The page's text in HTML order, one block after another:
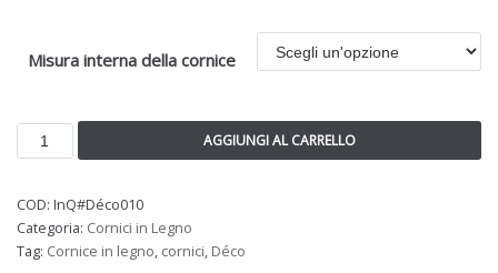
Misura interna della cornice
AGGIUNGI AL CARRELLO
COD: InQ#Déco010
Categoria: Cornici in Legno
Tag: Cornice in legno, cornici, Déco